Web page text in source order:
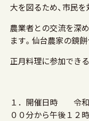
大を図るため、市民
農業者との交流を深
ます。仙台農家の鏡
正月料理に参加でき
１．開催日時 令和
００分から午後１２